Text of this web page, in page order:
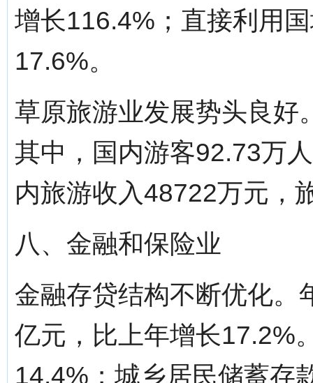
增长116.4%；直接利用
17.6%。
草原旅游业发展势头良好
其中，国内游客92.73万
内旅游收入48722万元，
八、金融和保险业
金融存贷结构不断优化。
亿元，比上年增长17.2%
14.4%；城乡居民储蓄存